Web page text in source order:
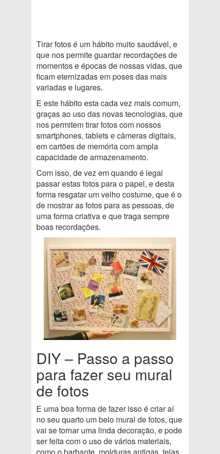
Tirar fotos é um hábito muito saudável, e
que nos permite guardar recordações de
momentos e épocas de nossas vidas, que
ficam eternizadas em poses das mais
variadas e lugares.
E este hábito esta cada vez mais comum,
graças ao uso das novas tecnologias, que
nos permitem tirar fotos com nossos
smartphones, tablets e câmeras digitais,
em cartões de memória com ampla
capacidade de armazenamento.
Com isso, de vez em quando é legal
passar estas fotos para o papel, e desta
forma resgatar um velho costume, que é o
de mostrar as fotos para as pessoas, de
uma forma criativa e que traga sempre
boas recordações.
DIY – Passo a passo
para fazer seu mural
de fotos
E uma boa forma de fazer isso é criar aí
no seu quarto um belo mural de fotos, que
vai se tornar uma linda decoração, e pode
ser feita com o uso de vários materiais,